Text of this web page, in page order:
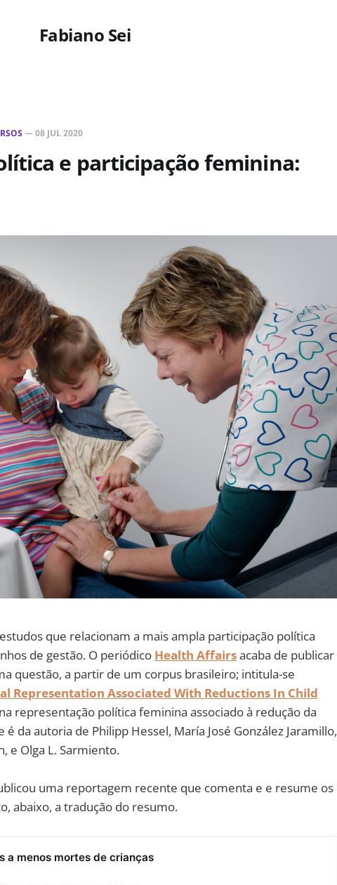
Fabiano Sei
—08 JUL 2020
e participação feminina:
que relacionam a mais ampla participação política
de gestão. O periódico Health Affairsacaba de publicar
questão, a partir de um corpus brasileiro; intitula-se
Representation Associated With Reductions In Child
representação política feminina associado à redução da
da autoria de Philipp Hessel, María José González Jaramillo,
e Olga L. Sarmiento.
uma reportagem recente que comenta e e resume os
abaixo, a tradução do resumo.
a menos mortes de crianças